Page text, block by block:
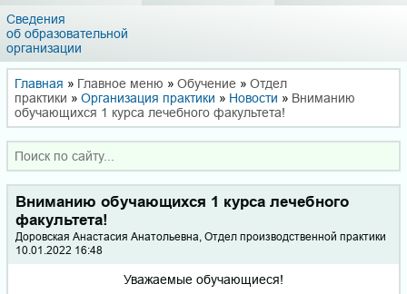
Сведения
об образовательной
организации
Главная » Главное меню » Обучение » Отдел
практики » Организация практики » Новости » Вниманию
обучающихся 1 курса лечебного факультета!
Вниманию обучающихся 1 курса лечебного
факультета!
Доровская Анастасия Анатольевна, Отдел производственной практики
10.01.2022 16:48
Уважаемые обучающиеся!